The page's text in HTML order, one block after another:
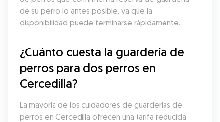
de su perro lo antes posible, ya que la
disponibilidad puede terminarse rápidamente.
¿Cuánto cuesta la guardería de
perros para dos perros en
Cercedilla?
La mayoría de los cuidadores de guarderías de
perros en Cercedilla ofrecen una tarifa reducida